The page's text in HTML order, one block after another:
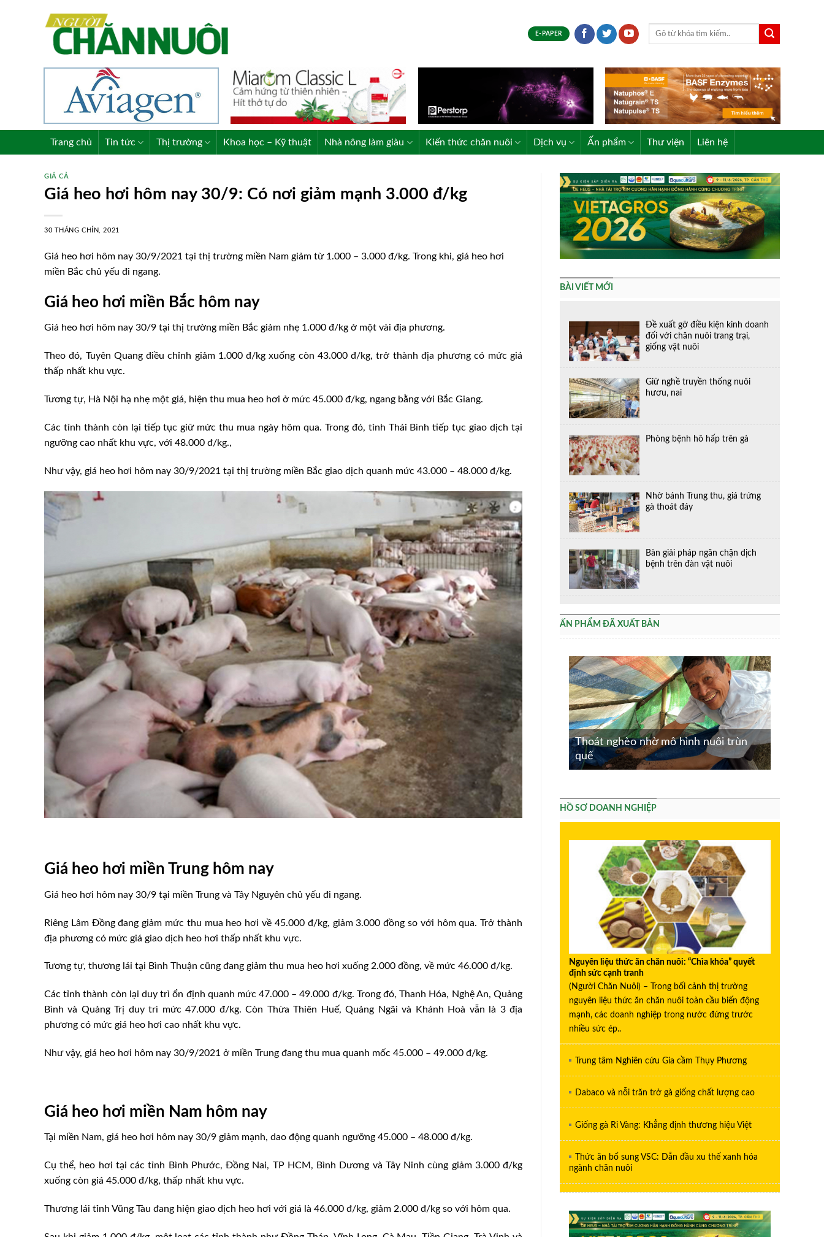
E-PAPER
Trang chủ Tin tức Thị trường Khoa học – Kỹ thuật Nhà nông làm giàu Kiến thức chăn nuôi Dịch vụ Ấn phẩm Thư viện Liên hệ
GIÁ CẢ
Giá heo hơi hôm nay 30/9: Có nơi giảm mạnh 3.000 đ/kg
30 THÁNG CHÍN, 2021
Giá heo hơi hôm nay 30/9/2021 tại thị trường miền Nam giảm từ 1.000 – 3.000 đ/kg. Trong khi, giá heo hơi
miền Bắc chủ yếu đi ngang.
Giá heo hơi miền Bắc hôm nay
Giá heo hơi hôm nay 30/9 tại thị trường miền Bắc giảm nhẹ 1.000 đ/kg ở một vài địa phương.
Theo đó, Tuyên Quang điều chỉnh giảm 1.000 đ/kg xuống còn 43.000 đ/kg, trở thành địa phương có mức giá
thấp nhất khu vực.
Tương tự, Hà Nội hạ nhẹ một giá, hiện thu mua heo hơi ở mức 45.000 đ/kg, ngang bằng với Bắc Giang.
Các tỉnh thành còn lại tiếp tục giữ mức thu mua ngày hôm qua. Trong đó, tỉnh Thái Bình tiếp tục giao dịch tại
ngưỡng cao nhất khu vực, với 48.000 đ/kg.,
Như vậy, giá heo hơi hôm nay 30/9/2021 tại thị trường miền Bắc giao dịch quanh mức 43.000 – 48.000 đ/kg.
Giá heo hơi miền Trung hôm nay
Giá heo hơi hôm nay 30/9 tại miền Trung và Tây Nguyên chủ yếu đi ngang.
Riêng Lâm Đồng đang giảm mức thu mua heo hơi về 45.000 đ/kg, giảm 3.000 đồng so với hôm qua. Trở thành
địa phương có mức giá giao dịch heo hơi thấp nhất khu vực.
Tương tự, thương lái tại Bình Thuận cũng đang giảm thu mua heo hơi xuống 2.000 đồng, về mức 46.000 đ/kg.
Các tỉnh thành còn lại duy trì ổn định quanh mức 47.000 – 49.000 đ/kg. Trong đó, Thanh Hóa, Nghệ An, Quảng
Bình và Quảng Trị duy trì mức 47.000 đ/kg. Còn Thừa Thiên Huế, Quảng Ngãi và Khánh Hoà vẫn là 3 địa
phương có mức giá heo hơi cao nhất khu vực.
Như vậy, giá heo hơi hôm nay 30/9/2021 ở miền Trung đang thu mua quanh mốc 45.000 – 49.000 đ/kg.
Giá heo hơi miền Nam hôm nay
Tại miền Nam, giá heo hơi hôm nay 30/9 giảm mạnh, dao động quanh ngưỡng 45.000 – 48.000 đ/kg.
Cụ thể, heo hơi tại các tỉnh Bình Phước, Đồng Nai, TP HCM, Bình Dương và Tây Ninh cùng giảm 3.000 đ/kg
xuống còn giá 45.000 đ/kg, thấp nhất khu vực.
Thương lái tỉnh Vũng Tàu đang hiện giao dịch heo hơi với giá là 46.000 đ/kg, giảm 2.000 đ/kg so với hôm qua.
BÀI VIẾT MỚI
Đề xuất gỡ điều kiện kinh doanh
đối với chăn nuôi trang trại,
giống vật nuôi
Giữ nghề truyền thống nuôi
hươu, nai
Phòng bệnh hô hấp trên gà
Nhờ bánh Trung thu, giá trứng
gà thoát đáy
Bàn giải pháp ngăn chặn dịch
bệnh trên đàn vật nuôi
ẤN PHẨM ĐÃ XUẤT BẢN
Thoát nghèo nhờ mô hình nuôi trùn
quế
mở cửa thị trường
Hiệu quả kinh tế cao từ mô hình nuôi
hươu lấy nhung
Phòng trị bệnh lê dạng trùng ở trâu, bò
HỒ SƠ DOANH NGHIỆP
Nguyên liệu thức ăn chăn nuôi: “Chìa khóa” quyết
định sức cạnh tranh
(Người Chăn Nuôi) – Trong bối cảnh thị trường
nguyên liệu thức ăn chăn nuôi toàn cầu biến động
mạnh, các doanh nghiệp trong nước đứng trước
nhiều sức ép..
Trung tâm Nghiên cứu Gia cầm Thụy Phương
Dabaco và nỗi trăn trở gà giống chất lượng cao
Giống gà Ri Vàng: Khẳng định thương hiệu Việt
Thức ăn bổ sung VSC: Dẫn đầu xu thế xanh hóa
ngành chăn nuôi